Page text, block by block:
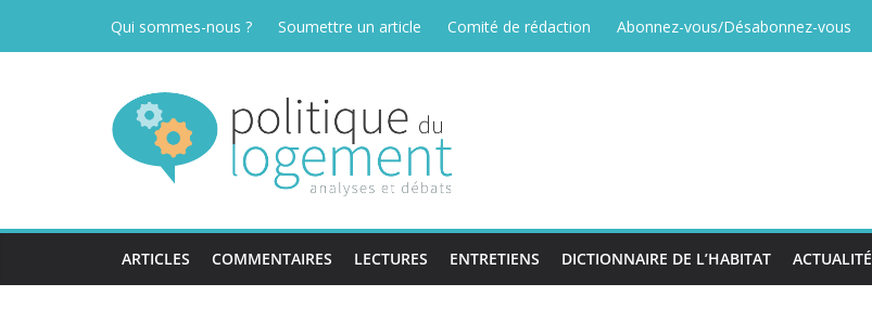
Qui sommes-nous ? Soumettre un article Comité de rédaction Abonnez-vous/Désabonnez-vous
ARTICLES COMMENTAIRES LECTURES ENTRETIENS DICTIONNAIRE DE L’HABITAT ACTUALITÉ